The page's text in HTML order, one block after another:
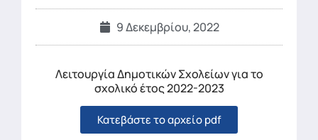
9 Δεκεμβρίου, 2022
Λειτουργία Δημοτικών Σχολείων για το
σχολικό έτος 2022-2023
Κατεβάστε το αρχείο pdf